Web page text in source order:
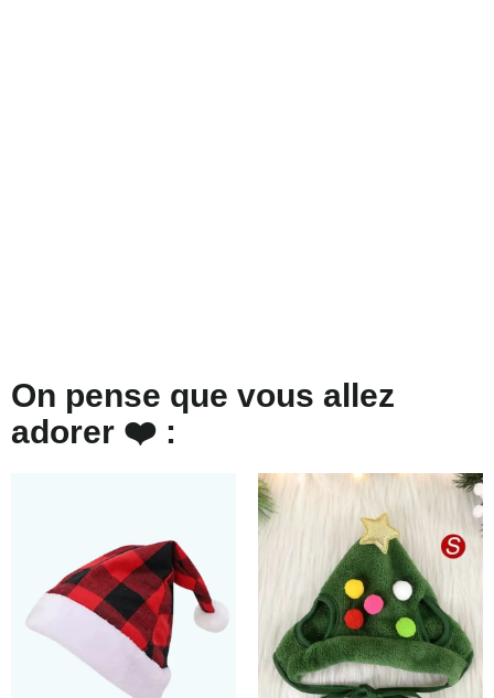
On pense que vous allez
adorer ❤️ :